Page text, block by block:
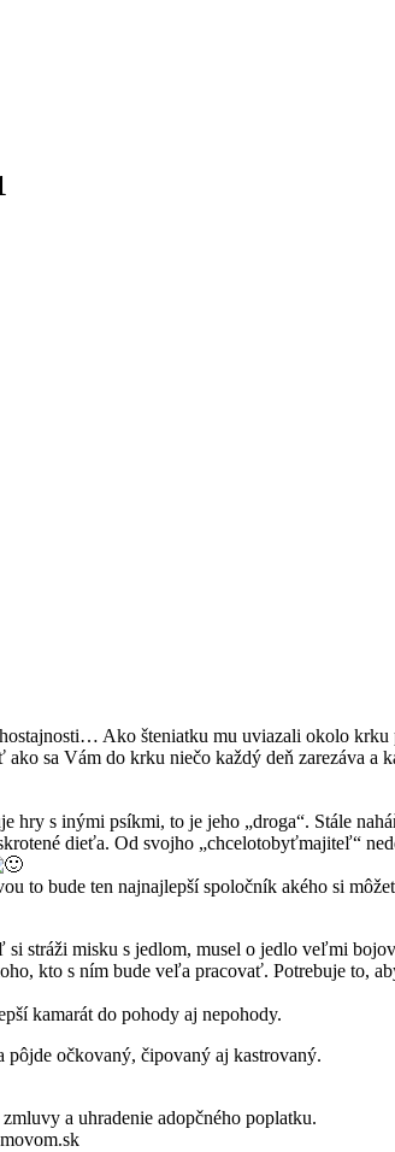
Ako šteniatku mu uviazali okolo
sa Vám do krku niečo každý deň zarezáva a
hry s inými psíkmi, to je jeho „droga“. Stále
dieťa. Od svojho „chcelotobyťmajiteľ“
to bude ten najnajlepší spoločník akého si
stráži misku s jedlom, musel o jedlo veľmi
kto s ním bude veľa pracovať. Potrebuje to,
kamarát do pohody aj nepohody.
očkovaný, čipovaný aj kastrovaný.
a uhradenie adopčného poplatku.